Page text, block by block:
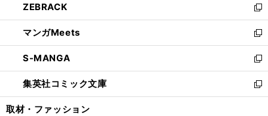
く
で
開
く
ド
ウ
で
開
く
ィ
ン
ド
ウ
で
開
く
い
ウ
ィ
ン
ド
ウ
で
開
ZEBRACK
新
し
い
ウ
ィ
ン
ド
ウ
マンガMeets
新
し
い
ウ
ィ
ン
S-MANGA
新
し
い
ウ
集英社コミック文庫
新
し
取材・ファッション